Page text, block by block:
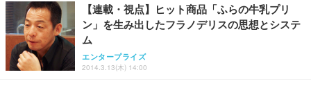
務用 おしゃれ パソコンチェア (ホワイト)
ANDWINT オフィスチェア デスクチェア 肘なし メ
ッシュ 通気性 ランバーサポート付き 腰サポート ガ
ス圧無段階昇降 360度回転 キャスター付き コンパク
ト 幅52×奥行58.5×高さ84～96cm テレワーク 在宅
￥4,139
【MiniLED/24.5inch/280Hz/FHD】GRAPHT THE S
HOOTER Gaming Monitor 24” Essential ゲーミン
グモニター QD 24.5インチ 1ms FHD 量子ドット 残
像低減 (3年保証 | 輝点保証 | 日本メーカー)
￥34,980
アイリスオーヤマ ペットシーツ 超厚型 お徳用 レギ
ュラー 200枚入【Amazon.co.jp限定】
￥3,731
【連載・視点】ヒット商品「ふらの牛乳プリ
ン」を生み出したフラノデリスの思想とシステ
ム
エンタープライズ
2014.3.13(木) 14:00